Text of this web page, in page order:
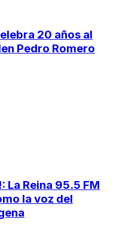
20 años al
Pedro Romero
La Reina 95.5 FM
la voz del